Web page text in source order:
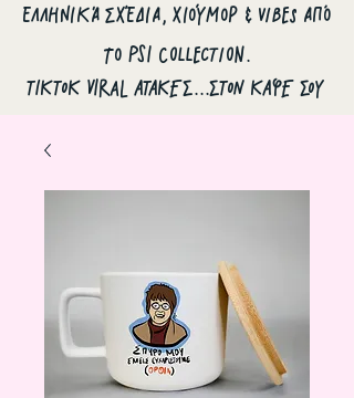
ελληνικά σχέδια, χιούμορ & vibes από
το PSI Collection.
ΤΙΚΤΟΚ VIRAL ΑΤΑΚΕΣ...ΣΤΟΝ ΚΑΦΕ ΣΟΥ